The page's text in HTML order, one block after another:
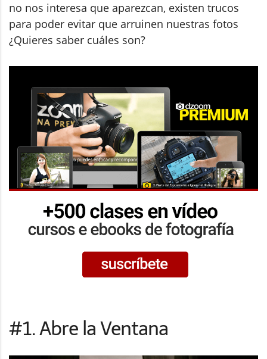
no nos interesa que aparezcan, existen trucos
para poder evitar que arruinen nuestras fotos
¿Quieres saber cuáles son?
#1. Abre la Ventana